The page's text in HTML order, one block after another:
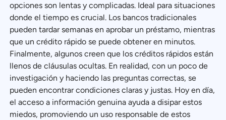
opciones son lentas y complicadas. Ideal para situaciones
donde el tiempo es crucial. Los bancos tradicionales
pueden tardar semanas en aprobar un préstamo, mientras
que un crédito rápido se puede obtener en minutos.
Finalmente, algunos creen que los créditos rápidos están
llenos de cláusulas ocultas. En realidad, con un poco de
investigación y haciendo las preguntas correctas, se
pueden encontrar condiciones claras y justas. Hoy en día,
el acceso a información genuina ayuda a disipar estos
miedos, promoviendo un uso responsable de estos